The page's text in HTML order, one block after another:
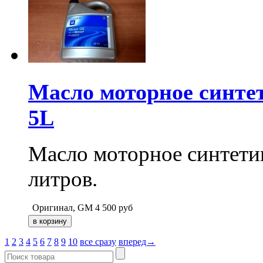
Масло моторное
5L
Масло моторное
литров.
Оригинал, GM 4 500 руб
1 2 3 4 5 6 7 8 9 10 все сразу вперед→